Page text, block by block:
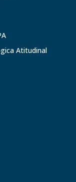
Atitudinal